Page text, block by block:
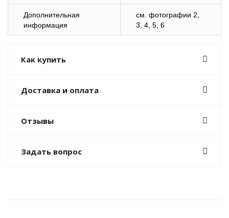
Дополнительная
информация
см. фотографии 2,
3, 4, 5, 6
Как купить
Доставка и оплата
Отзывы
Задать вопрос